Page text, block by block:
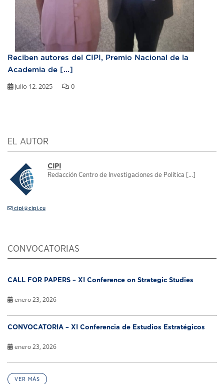
Reciben autores del CIPI, Premio Nacional de la
Academia de [...]
julio 12, 2025 0
EL AUTOR
CIPI
Redacción Centro de Investigaciones de Política [...]
cipi@cipi.cu
CONVOCATORIAS
CALL FOR PAPERS – XI Conference on Strategic Studies
enero 23, 2026
CONVOCATORIA – XI Conferencia de Estudios Estratégicos
enero 23, 2026
VER MÁS